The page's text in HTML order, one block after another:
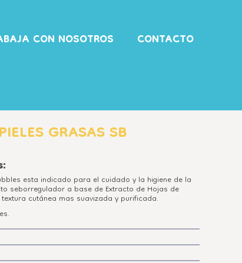
CON NOSOTROS CONTACTO
GRASAS SB
esta indicado para el cuidado y la higiene de la
seborregulador a base de Extracto de Hojas de
cutánea mas suavizada y purificada.